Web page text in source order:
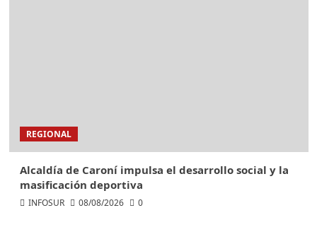
REGIONAL
Alcaldía de Caroní impulsa el desarrollo social y la
masificación deportiva
INFOSUR 08/08/2026 0